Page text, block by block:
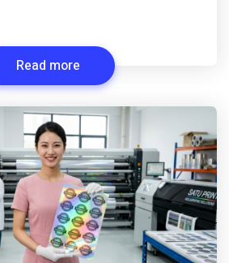
Read more